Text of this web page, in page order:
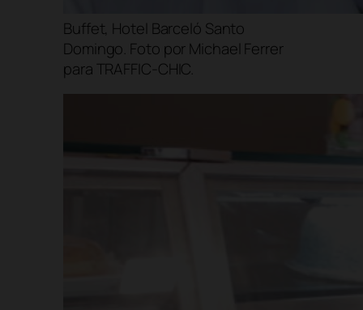
Buffet, Hotel Barceló Santo
Domingo. Foto por Michael Ferrer
para TRAFFIC-CHIC.